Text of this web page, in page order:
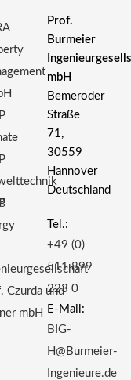
Czurda und
mbH
Prof.
Burmeier
mbH
Bemeroder
Straße
71,
30559
Hannover
Deutschland
Tel.:
+49 (0)
511 899
223 0
E-Mail:
BIG-
H@Burmeier-
Ingenieure.de